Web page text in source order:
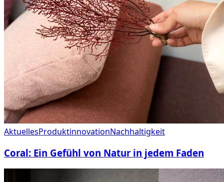
AktuellesProduktinnovationNachhaltigkeit
Coral: Ein Gefühl von Natur in jedem Faden